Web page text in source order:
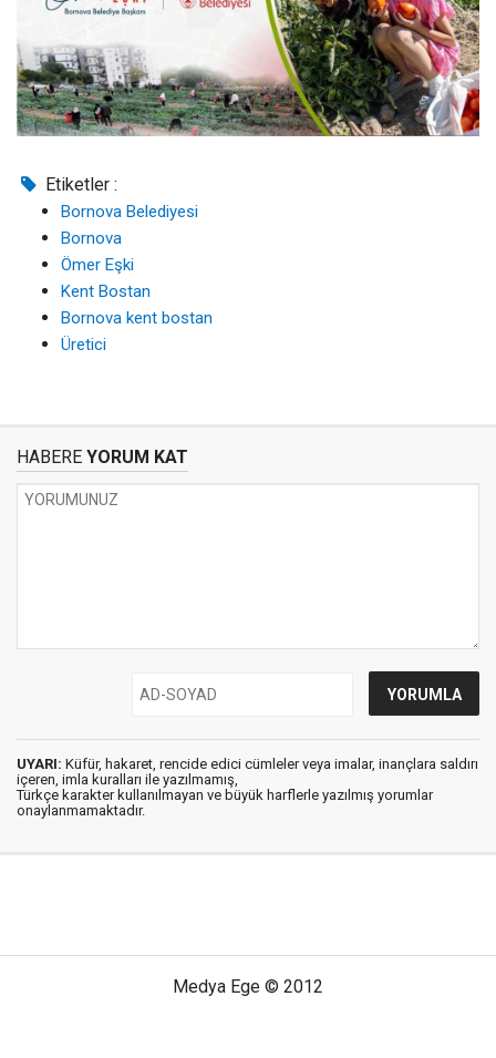
Etiketler :
Bornova Belediyesi
Bornova
Ömer Eşki
Kent Bostan
Bornova kent bostan
Üretici
HABERE YORUM KAT
UYARI: Küfür, hakaret, rencide edici cümleler veya imalar, inançlara saldırı
içeren, imla kuralları ile yazılmamış,
Türkçe karakter kullanılmayan ve büyük harflerle yazılmış yorumlar
onaylanmamaktadır.
Medya Ege © 2012